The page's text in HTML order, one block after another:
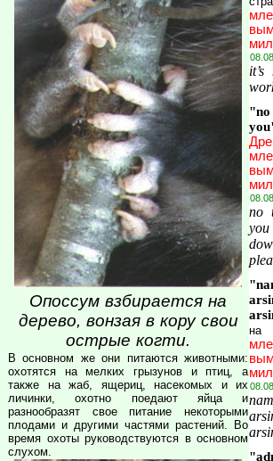
Опоссум взбирается на
дерево, вонзая в кору свои
острые когти.
В основном же они питаются животными:
охотятся на мелких грызунов и птиц, а
также на жаб, ящериц, насекомых и их
личинки, охотно поедают яйца и
разнообразят свое питание некоторыми
плодами и другими частями растений. Во
время охоты руководствуются в основном
слухом.
"no
no
на